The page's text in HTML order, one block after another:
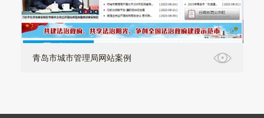
青岛市城市管理局网站案例